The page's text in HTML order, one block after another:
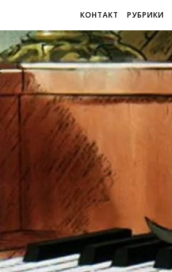
КОНТАКТ РУБРИКИ